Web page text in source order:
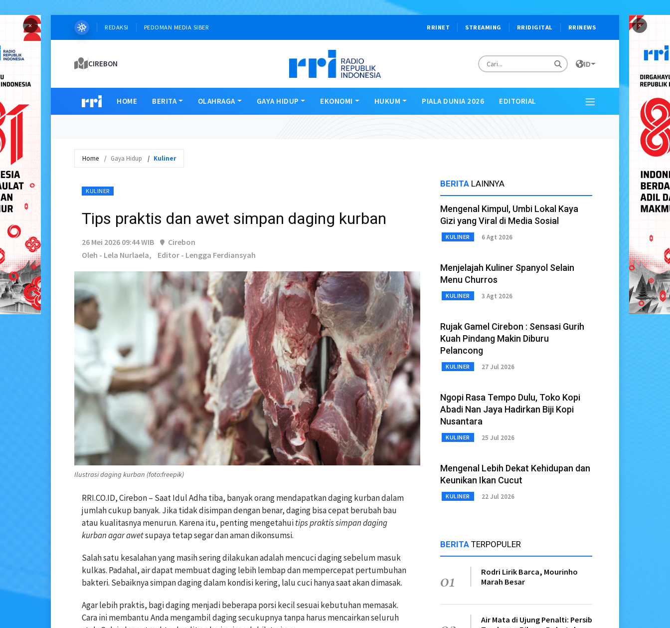
× ×
REDAKSI PEDOMAN MEDIA SIBER RRINET STREAMING RRIDIGITAL RRINEWS
CIREBON ID
HOME BERITA OLAHRAGA GAYA HIDUP EKONOMI HUKUM PIALA DUNIA 2026 EDITORIAL
Home Gaya Hidup Kuliner
KULINER
Tips praktis dan awet simpan daging kurban
26 Mei 2026 09:44 WIB
Cirebon
Oleh - Lela Nurlaela,
Editor - Lengga Ferdiansyah
Ilustrasi daging kurban (foto:freepik)
RRI.CO.ID, Cirebon – Saat Idul Adha tiba, banyak orang mendapatkan daging kurban dalam
jumlah cukup banyak. Jika tidak disimpan dengan benar, daging bisa cepat berubah bau
atau kualitasnya menurun. Karena itu, penting mengetahuitips praktis simpan daging
kurban agar awetsupaya tetap segar dan aman dikonsumsi.
Salah satu kesalahan yang masih sering dilakukan adalah mencuci daging sebelum masuk
kulkas. Padahal, air dapat membuat daging lebih lembap dan mempercepat pertumbuhan
bakteri. Sebaiknya simpan daging dalam kondisi kering, lalu cuci hanya saat akan dimasak.
Agar lebih praktis, bagi daging menjadi beberapa porsi kecil sesuai kebutuhan memasak.
Cara ini membantu Anda mengambil daging secukupnya tanpa harus mencairkan seluruh
BERITA LAINNYA
Mengenal Kimpul, Umbi Lokal Kaya
Gizi yang Viral di Media Sosial
KULINER 6 Agt 2026
Menjelajah Kuliner Spanyol Selain
Menu Churros
KULINER 3 Agt 2026
Rujak Gamel Cirebon : Sensasi Gurih
Kuah Pindang Makin Diburu
Pelancong
KULINER 27 Jul 2026
Ngopi Rasa Tempo Dulu, Toko Kopi
Abadi Nan Jaya Hadirkan Biji Kopi
Nusantara
KULINER 25 Jul 2026
Mengenal Lebih Dekat Kehidupan dan
Keunikan Ikan Cucut
KULINER 22 Jul 2026
BERITA TERPOPULER
01
Rodri Lirik Barca, Mourinho
Marah Besar
Air Mata di Ujung Penalti: Persib